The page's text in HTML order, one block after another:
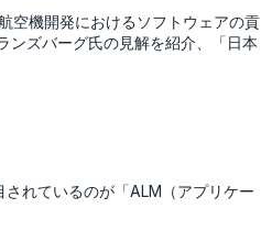
空機開発におけるソフトウェアの貢
ンズバーグ氏の見解を紹介、「日本
れているのが「ALM（アプリケー